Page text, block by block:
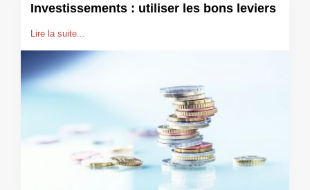
Investissements : utiliser les bons leviers
Lire la suite...